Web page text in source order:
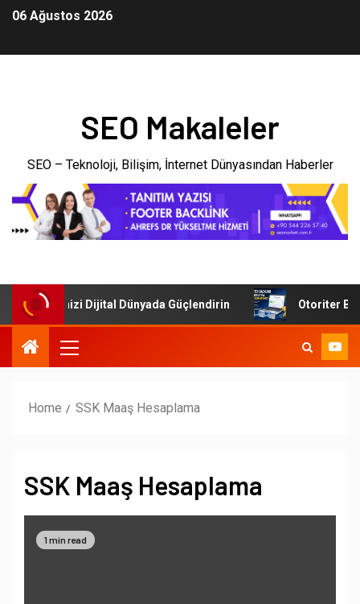
06 Ağustos 2026
SEO Makaleler
SEO – Teknoloji, Bilişim, İnternet Dünyasından Haberler
İşletmenizi Dijital Dünyada Güçlendirin Otoriter
Home SSK Maaş Hesaplama
SSK Maaş Hesaplama
1 min read